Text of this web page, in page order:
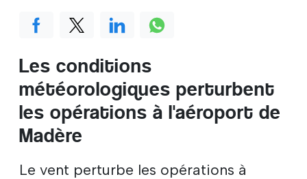
Les conditions
météorologiques perturbent
les opérations à l'aéroport de
Madère
Le vent perturbe les opérations à